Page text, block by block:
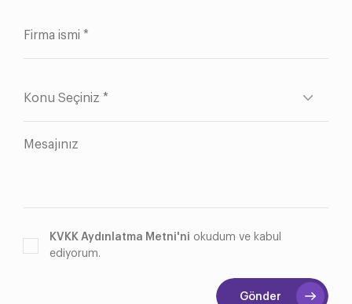
KVKK Aydınlatma Metni'ni okudum ve kabul
ediyorum.
Gönder